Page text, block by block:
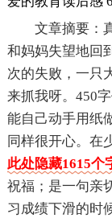
文章摘要：
和妈妈失望地回
次的失败，一只
来抓我呀。450
能自己动手用纸
同样很开心。在
此处隐藏1615
祝福；是一句亲
习成绩下滑的时